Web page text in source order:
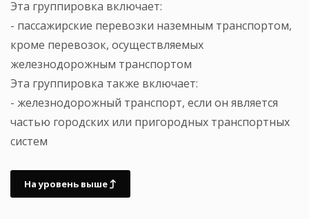
Эта группировка включает:
- пассажирские перевозки наземным транспортом,
кроме перевозок, осуществляемых
железнодорожным транспортом
Эта группировка также включает:
- железнодорожный транспорт, если он является
частью городских или пригородных транспортных
систем
На уровень выше